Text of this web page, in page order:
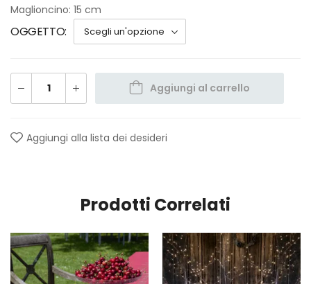
Maglioncino: 15 cm
OGGETTO
Aggiungi al carrello
Aggiungi alla lista dei desideri
Prodotti Correlati